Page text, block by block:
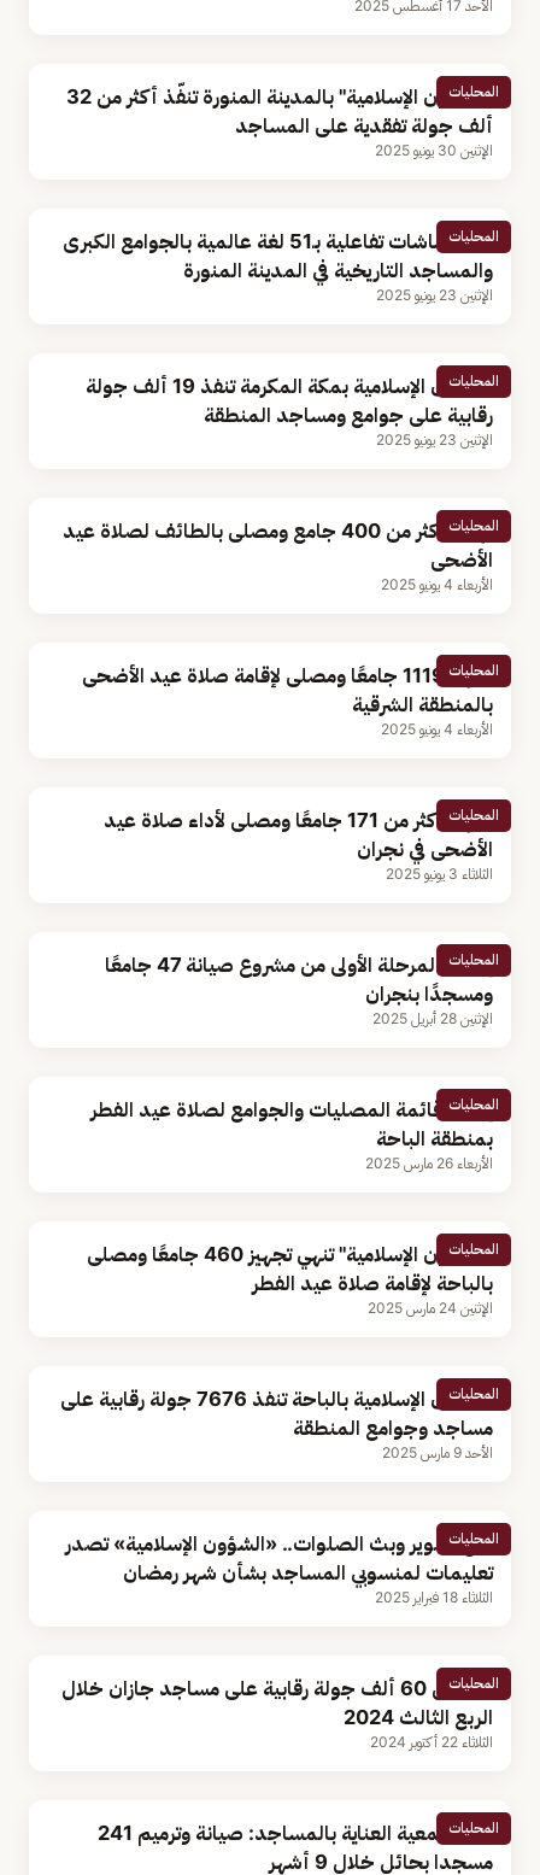
الأحد 17 أغسطس 2025
المحليات
"الشؤون الإسلامية" بالمدينة المنورة تنفّذ أكثر من 32
ألف جولة تفقدية على المساجد
الإثنين 30 يونيو 2025
المحليات
توفير شاشات تفاعلية بـ51 لغة عالمية بالجوامع الكبرى
والمساجد التاريخية في المدينة المنورة
الإثنين 23 يونيو 2025
المحليات
الشؤون الإسلامية بمكة المكرمة تنفذ 19 ألف جولة
رقابية على جوامع ومساجد المنطقة
الإثنين 23 يونيو 2025
المحليات
تهيئة أكثر من 400 جامع ومصلى بالطائف لصلاة عيد
الأضحى
الأربعاء 4 يونيو 2025
المحليات
تجهيز 1119 جامعًا ومصلى لإقامة صلاة عيد الأضحى
بالمنطقة الشرقية
الأربعاء 4 يونيو 2025
المحليات
تجهيز أكثر من 171 جامعًا ومصلى لأداء صلاة عيد
الأضحى في نجران
الثلاثاء 3 يونيو 2025
المحليات
إطلاق المرحلة الأولى من مشروع صيانة 47 جامعًا
ومسجدًا بنجران
الإثنين 28 أبريل 2025
المحليات
إعلان قائمة المصليات والجوامع لصلاة عيد الفطر
بمنطقة الباحة
الأربعاء 26 مارس 2025
المحليات
"الشؤون الإسلامية" تنهي تجهيز 460 جامعًا ومصلى
بالباحة لإقامة صلاة عيد الفطر
الإثنين 24 مارس 2025
المحليات
الشؤون الإسلامية بالباحة تنفذ 7676 جولة رقابية على
مساجد وجوامع المنطقة
الأحد 9 مارس 2025
المحليات
منع تصوير وبث الصلوات.. «الشؤون الإسلامية» تصدر
تعليمات لمنسوبي المساجد بشأن شهر رمضان
الثلاثاء 18 فبراير 2025
المحليات
أكثر من 60 ألف جولة رقابية على مساجد جازان خلال
الربع الثالث 2024
الثلاثاء 22 أكتوبر 2024
المحليات
مدير جمعية العناية بالمساجد: صيانة وترميم 241
مسجدا بحائل خلال 9 أشهر